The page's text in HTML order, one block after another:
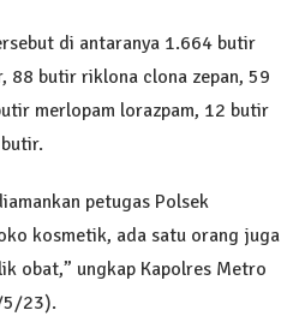
di antaranya 1.664 butir
88 butir riklona clona zepan, 59
merlopam lorazpam, 12 butir
petugas Polsek
kosmetik, ada satu orang juga
obat,” ungkap Kapolres Metro
5/23).